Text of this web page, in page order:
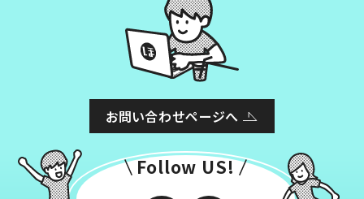
お問い合わせページへ
Follow US!